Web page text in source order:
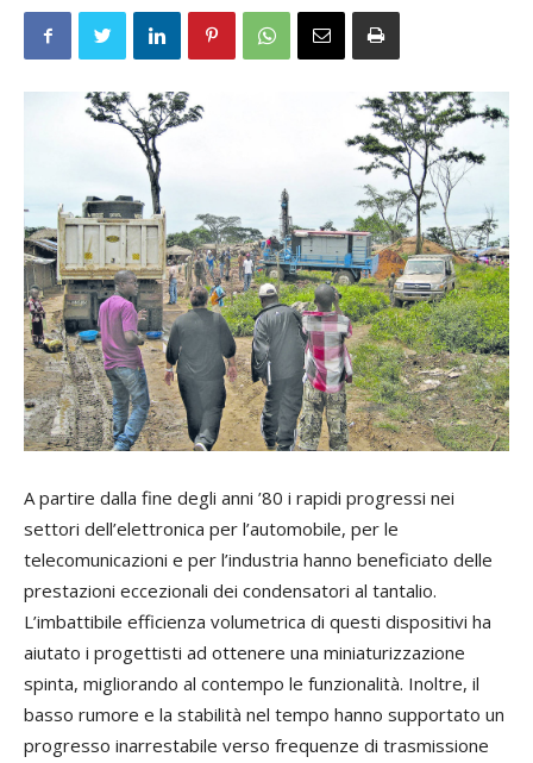
A partire dalla fine degli anni ’80 i rapidi progressi nei
settori dell’elettronica per l’automobile, per le
telecomunicazioni e per l’industria hanno beneficiato delle
prestazioni eccezionali dei condensatori al tantalio.
L’imbattibile efficienza volumetrica di questi dispositivi ha
aiutato i progettisti ad ottenere una miniaturizzazione
spinta, migliorando al contempo le funzionalità. Inoltre, il
basso rumore e la stabilità nel tempo hanno supportato un
progresso inarrestabile verso frequenze di trasmissione